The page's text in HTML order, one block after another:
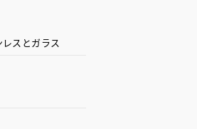
スとガラス